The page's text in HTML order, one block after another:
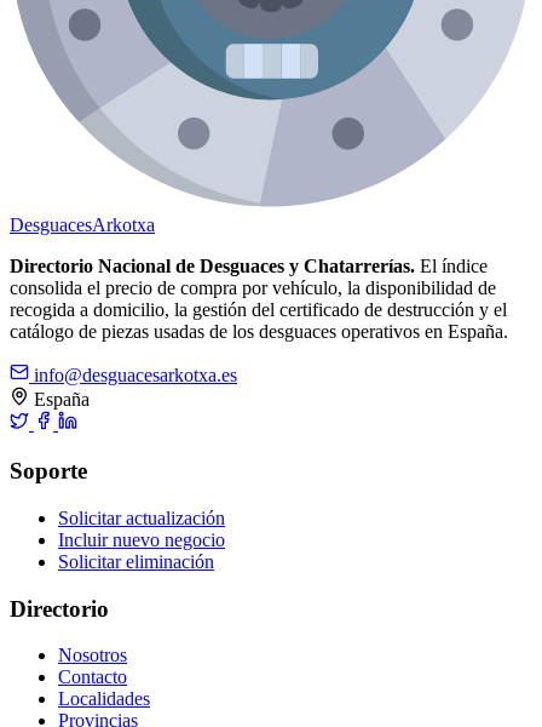
DesguacesArkotxa
Directorio Nacional de Desguaces y Chatarrerías. El índice
consolida el precio de compra por vehículo, la disponibilidad de
recogida a domicilio, la gestión del certificado de destrucción y el
catálogo de piezas usadas de los desguaces operativos en España.
info@desguacesarkotxa.es
España
Soporte
Solicitar actualización
Incluir nuevo negocio
Solicitar eliminación
Directorio
Nosotros
Contacto
Localidades
Provincias